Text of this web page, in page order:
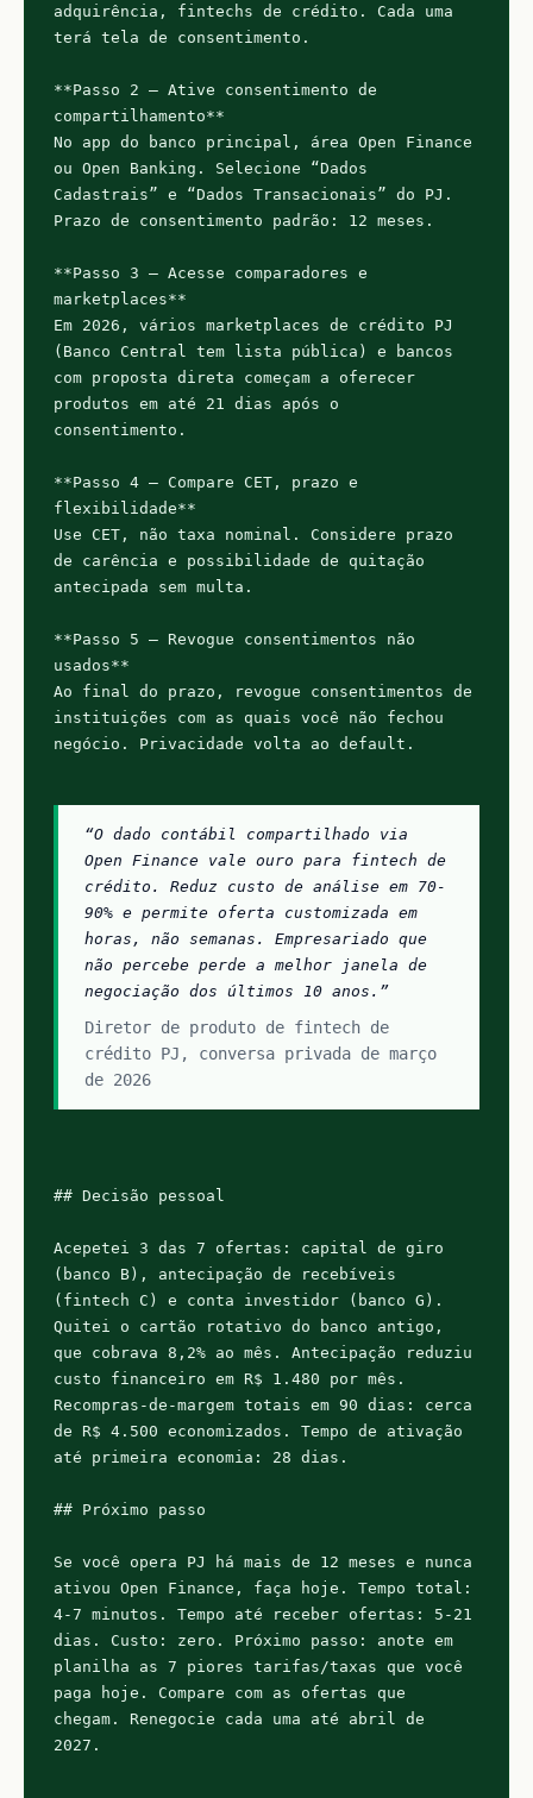
adquirência, fintechs de crédito. Cada uma
terá tela de consentimento.
**Passo 2 — Ative consentimento de
compartilhamento**
No app do banco principal, área Open Finance
ou Open Banking. Selecione “Dados
Cadastrais” e “Dados Transacionais” do PJ.
Prazo de consentimento padrão: 12 meses.
**Passo 3 — Acesse comparadores e
marketplaces**
Em 2026, vários marketplaces de crédito PJ
(Banco Central tem lista pública) e bancos
com proposta direta começam a oferecer
produtos em até 21 dias após o
consentimento.
**Passo 4 — Compare CET, prazo e
flexibilidade**
Use CET, não taxa nominal. Considere prazo
de carência e possibilidade de quitação
antecipada sem multa.
**Passo 5 — Revogue consentimentos não
usados**
Ao final do prazo, revogue consentimentos de
instituições com as quais você não fechou
negócio. Privacidade volta ao default.
“O dado contábil compartilhado via
Open Finance vale ouro para fintech de
crédito. Reduz custo de análise em 70-
90% e permite oferta customizada em
horas, não semanas. Empresariado que
não percebe perde a melhor janela de
negociação dos últimos 10 anos.”
Diretor de produto de fintech de
crédito PJ, conversa privada de março
de 2026
## Decisão pessoal
Acepetei 3 das 7 ofertas: capital de giro
(banco B), antecipação de recebíveis
(fintech C) e conta investidor (banco G).
Quitei o cartão rotativo do banco antigo,
que cobrava 8,2% ao mês. Antecipação reduziu
custo financeiro em R$ 1.480 por mês.
Recompras-de-margem totais em 90 dias: cerca
de R$ 4.500 economizados. Tempo de ativação
até primeira economia: 28 dias.
## Próximo passo
Se você opera PJ há mais de 12 meses e nunca
ativou Open Finance, faça hoje. Tempo total:
4-7 minutos. Tempo até receber ofertas: 5-21
dias. Custo: zero. Próximo passo: anote em
planilha as 7 piores tarifas/taxas que você
paga hoje. Compare com as ofertas que
chegam. Renegocie cada uma até abril de
2027.